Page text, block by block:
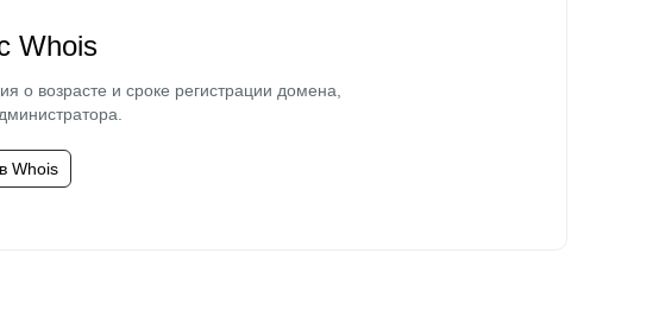
Whois
о возрасте и сроке регистрации домена,
Whois